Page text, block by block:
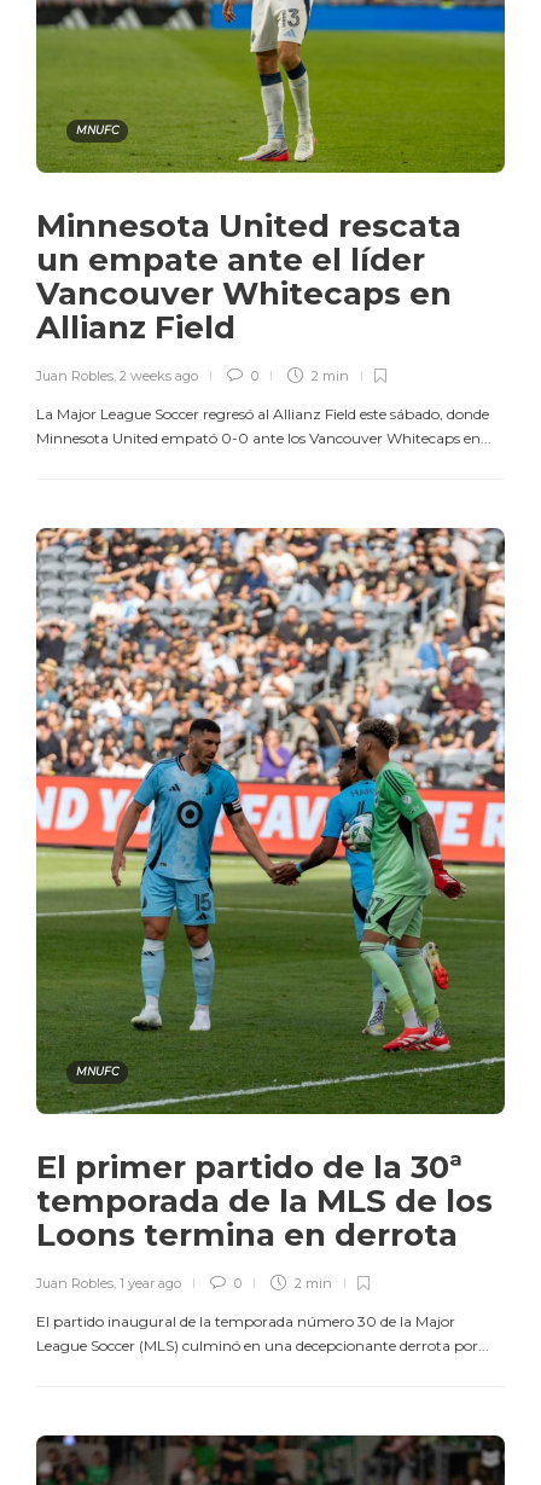
MNUFC
Minnesota United rescata
un empate ante el líder
Vancouver Whitecaps en
Allianz Field
Juan Robles, 2 weeks ago 0 2 min
La Major League Soccer regresó al Allianz Field este sábado, donde
Minnesota United empató 0-0 ante los Vancouver Whitecaps en...
MNUFC
El primer partido de la 30ª
temporada de la MLS de los
Loons termina en derrota
Juan Robles, 1 year ago 0 2 min
El partido inaugural de la temporada número 30 de la Major
League Soccer (MLS) culminó en una decepcionante derrota por...